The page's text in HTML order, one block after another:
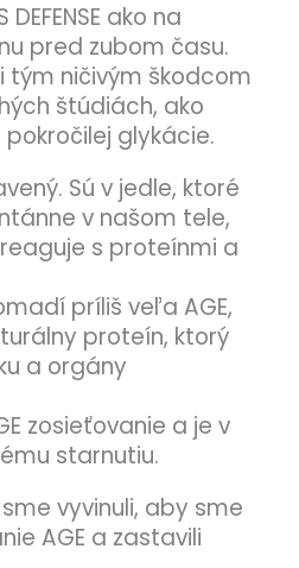
DEFENSE ako na
pred zubom času.
ničivým škodcom
štúdiách, ako
glykácie.
Sú v jedle, ktoré
v našom tele,
s proteínmi a
príliš veľa AGE,
proteín, ktorý
a orgány
zosieťovanie a je v
starnutiu.
sme vyvinuli, aby sme
AGE a zastavili